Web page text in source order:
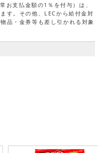
支払金額の1％を付与）は、
す。その他、LECから給付金対
品・金券等も差し引かれる対象